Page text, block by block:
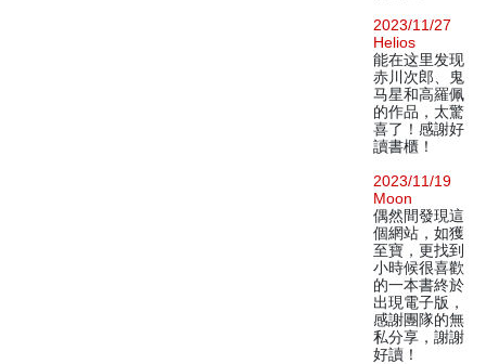
2023/11/27
Helios
能在这里发现
赤川次郎、鬼
马星和高羅佩
的作品，太驚
喜了！感謝好
讀書櫃！
2023/11/19
Moon
偶然間發現這
個網站，如獲
至寶，更找到
小時候很喜歡
的一本書終於
出現電子版，
感謝團隊的無
私分享，謝謝
好讀！